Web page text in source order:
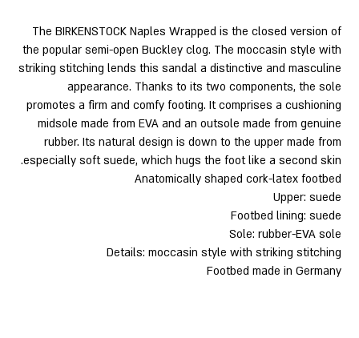
The BIRKENSTOCK Naples Wrapped is the closed version of
the popular semi-open Buckley clog. The moccasin style with
striking stitching lends this sandal a distinctive and masculine
appearance. Thanks to its two components, the sole
promotes a firm and comfy footing. It comprises a cushioning
midsole made from EVA and an outsole made from genuine
rubber. Its natural design is down to the upper made from
especially soft suede, which hugs the foot like a second skin.
Anatomically shaped cork-latex footbed
Upper: suede
Footbed lining: suede
Sole: rubber-EVA sole
Details: moccasin style with striking stitching
Footbed made in Germany